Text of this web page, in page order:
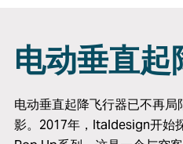
电动垂直起
电动垂直起降飞行器已不再
影。2017年，Italdesign开始